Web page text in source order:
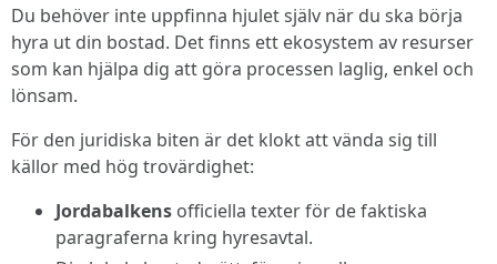
Du behöver inte uppfinna hjulet själv när du ska börja
hyra ut din bostad. Det finns ett ekosystem av resurser
som kan hjälpa dig att göra processen laglig, enkel och
lönsam.
För den juridiska biten är det klokt att vända sig till
källor med hög trovärdighet:
Jordabalkens officiella texter för de faktiska
paragraferna kring hyresavtal.